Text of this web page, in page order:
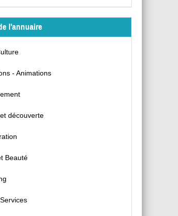
l'annuaire
- Animations
découverte
Beauté